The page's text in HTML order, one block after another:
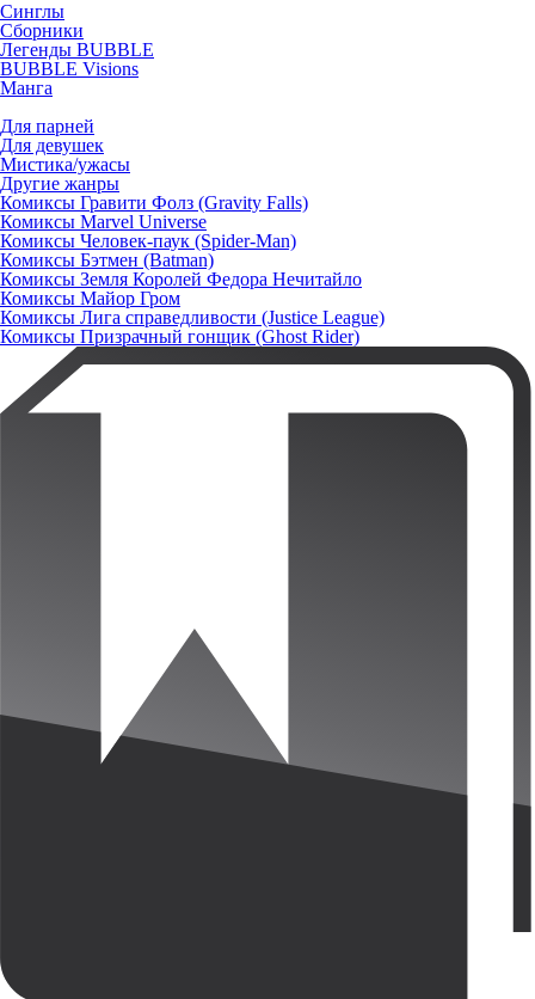
Синглы
Сборники
Легенды BUBBLE
BUBBLE Visions
Манга
Для парней
Для девушек
Мистика/ужасы
Другие жанры
Комиксы Гравити Фолз (Gravity Falls)
Комиксы Marvel Universe
Комиксы Человек-паук (Spider-Man)
Комиксы Бэтмен (Batman)
Комиксы Земля Королей Федора Нечитайло
Комиксы Майор Гром
Комиксы Лига справедливости (Justice League)
Комиксы Призрачный гонщик (Ghost Rider)